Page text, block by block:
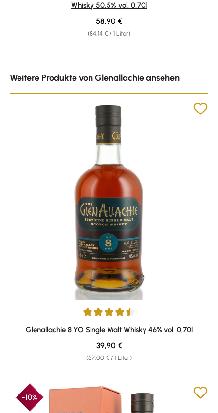
Whisky 50,5% vol. 0,70l
(84,14 € / 1 Liter)
Regulärer Preis:
58,90 €
Weitere Produkte von Glenallachie ansehen
Durchschnittliche Bewertung von 4.5 von 5 Sternen
Glenallachie 8 YO Single Malt Whisky 46% vol. 0,70l
(57,00 € / 1 Liter)
Regulärer Preis:
39,90 €
-10%